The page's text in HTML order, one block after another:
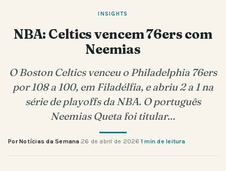
INSIGHTS
NBA: Celtics vencem 76ers com
Neemias
O Boston Celtics venceu o Philadelphia 76ers
por 108 a 100, em Filadélfia, e abriu 2 a 1 na
série de playoffs da NBA. O português
Neemias Queta foi titular…
Por Notícias da Semana·26 de abril de 2026·1 min de leitura